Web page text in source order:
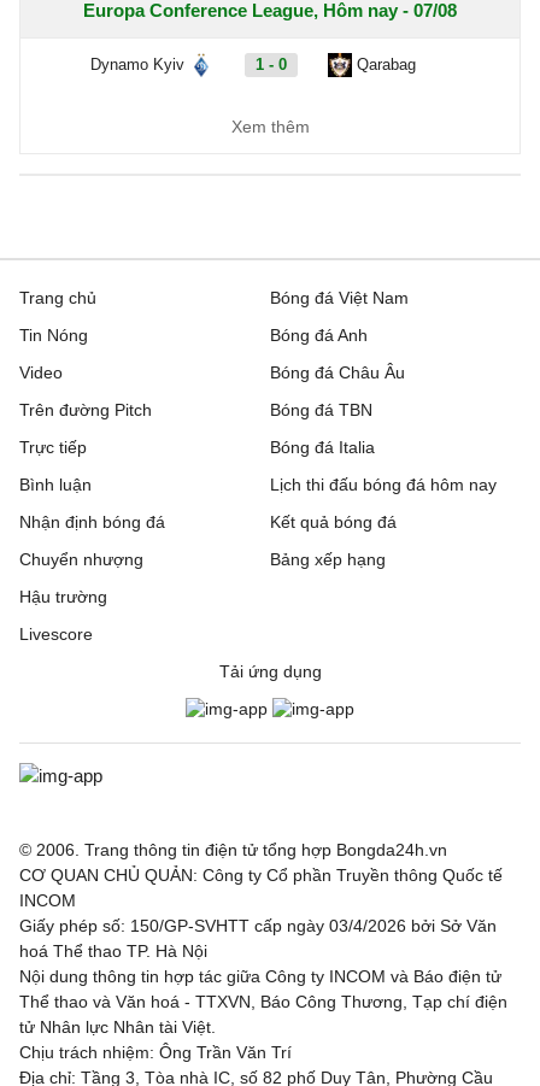
Europa Conference League, Hôm nay - 07/08
Dynamo Kyiv 1 - 0 Qarabag
1 - 3
1 - 0 Gyori ETO
Rakow Czestochowa 0 - 0 Hammarby IF
Beitar Jerusalem 1 - 2 Austria Wien
FC Twente 6 - 0
DAC 1904 Dunajska
Hapoel Tel Aviv
3 - 1
Borac Banja Luka 1 - 0 Maxline Vitebsk
Valur 0 - 2 FC Nordsjaella
Bohemian FC
Rijeka 1 - 0 Ilves
Hibernian
Xem thêm
Trang chủ
Tin Nóng
Video
Trên đường Pitch
Trực tiếp
Bóng đá Việt Nam
Bóng đá Anh
Bóng đá Châu Âu
Bóng đá TBN
Bóng đá Italia
Bình luận
Nhận định bóng đá
Chuyển nhượng
Hậu trường
Livescore
Lịch thi đấu bóng đá hôm nay
Kết quả bóng đá
Bảng xếp hạng
Tải ứng dụng
© 2006. Trang thông tin điện tử tổng hợp Bongda24h.vn
CƠ QUAN CHỦ QUẢN: Công ty Cổ phần Truyền thông Quốc tế
INCOM
Giấy phép số: 150/GP-SVHTT cấp ngày 03/4/2026 bởi Sở Văn
hoá Thể thao TP. Hà Nội
Nội dung thông tin hợp tác giữa Công ty INCOM và Báo điện tử
Thể thao và Văn hoá - TTXVN, Báo Công Thương, Tạp chí điện
tử Nhân lực Nhân tài Việt.
Chịu trách nhiệm: Ông Trần Văn Trí
Địa chỉ: Tầng 3, Tòa nhà IC, số 82 phố Duy Tân, Phường Cầu